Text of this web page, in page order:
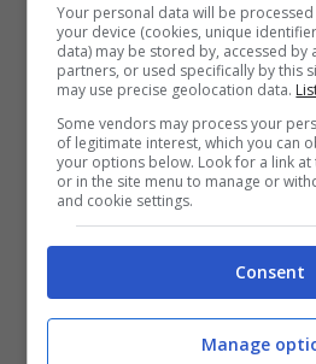
Insetti presenti nelle case italiane
Inautunnoeinvernoè
insetti lontani dalle nostre
Your personal data will be
your device (cookies, unique
data) may be stored by, accessed by
partners, or used specifically by this
may use precise geolocation data.
Some vendors may process your
of legitimate interest, which you can
your options below. Look for a link
or in the site menu to manage or
and cookie settings.
Consent
Manage